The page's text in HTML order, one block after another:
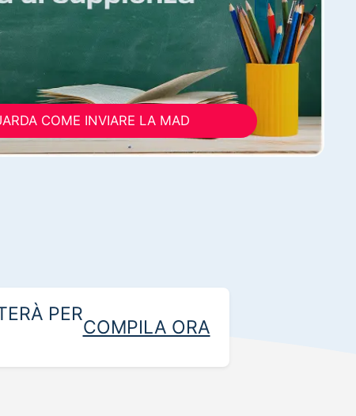
COME INVIARE LA MAD
PER
COMPILA ORA